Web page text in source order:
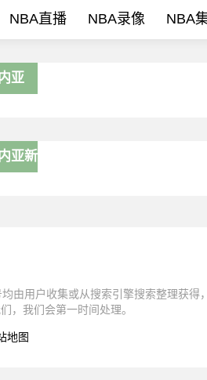
NBA直播 NBA录像 NBA
亚
亚新
由用户收集或从搜索引擎搜索整理获
，我们会第一时间处理。
地图